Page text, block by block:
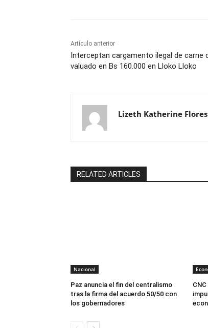
Artículo anterior
Interceptan cargamento ilegal de carne
valuado en Bs 160.000 en Lloko Lloko
Lizeth Katherine Flores
RELATED ARTICLES
Nacional
Paz anuncia el fin del centralismo
tras la firma del acuerdo 50/50 con
los gobernadores